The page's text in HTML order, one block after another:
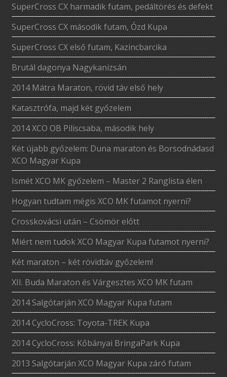
SuperCross CX harmadik futam, pedáltörés és defekt
SuperCross CX második futam, Ózd Kupa
SuperCross CX első futam, Kazincbarcika
Brutál dagonya Nagykanizsán
2014 Mátra Maraton, rövid táv első hely
Katasztrófa, majd két győzelem
2014 XCO OB Piliscsaba, második hely
Két újabb győzelem: Duna maraton és Borsodnádasd
XCO Magyar Kupa
Ismét XCO MK győzelem – Master 2 Ranglista élen
Hogyan tudtam mégis XCO MK futamot nyerni?
Crosskovácsi után – Csömör előtt
Miért nem tudok XCO Magyar Kupa futamot nyerni?
Két maraton – két rövidtáv győzelem!
XII. Buda Maraton és Várgesztes XCO MK futam
2014 Salgótarján XCO Magyar Kupa futam
2014 CycloCross: Toyota-TREK Kupa
2014 CycloCross: Kőbányai BringaPark Kupa
2013 Salgótarján XCO Magyar Kupa záró futam